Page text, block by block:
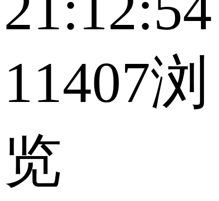
11407浏
览